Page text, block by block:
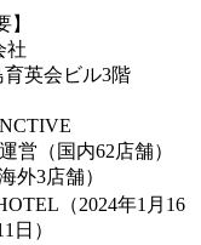
社
育英会ビル3階
営（国内62店舗）
外3店舗）
（2024年1月16
日）